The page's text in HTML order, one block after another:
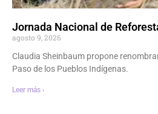
Jornada Nacional de
agosto 9, 2026
Claudia Sheinbaum propone
Paso de los Pueblos Indígenas.
Leer más ›